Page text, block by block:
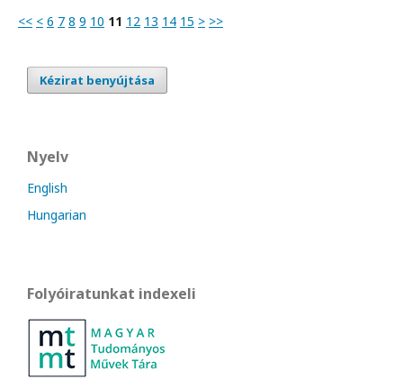
<< < 6 7 8 9 10 11 12 13 14 15 > >>
Kézirat benyújtása
Nyelv
English
Hungarian
Folyóiratunkat indexeli